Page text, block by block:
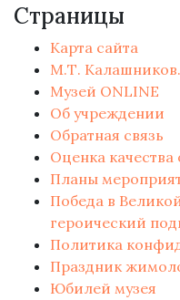
Страницы
Карта сайта
М.Т. Калашников.
Музей ONLINE
Об учреждении
Обратная связь
Оценка качества
Планы
Победа в
героический
Политика
Праздник
Юбилей музея